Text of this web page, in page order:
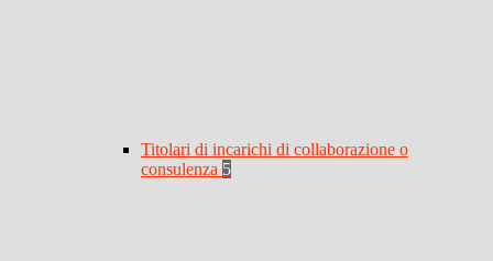
Titolari di incarichi di collaborazione o
consulenza 5